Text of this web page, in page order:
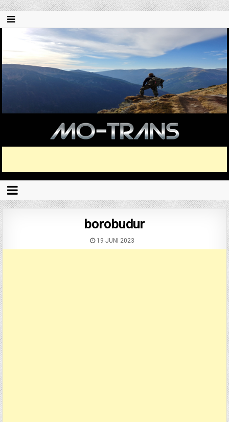
......
borobudur
19 JUNI 2023